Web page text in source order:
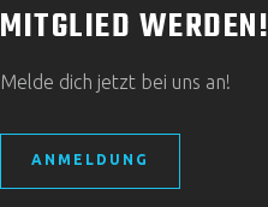
MITGLIED WERDEN!
Melde dich jetzt bei uns an!
ANMELDUNG